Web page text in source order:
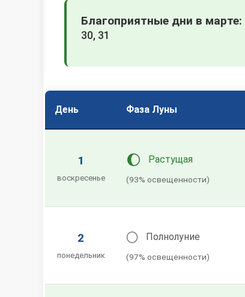
Благоприятные дни в марте:
30, 31
День Фаза Луны
1
воскресенье
🌔 Растущая
(93% освещенности)
2
понедельник
🌕 Полнолуние
(97% освещенности)